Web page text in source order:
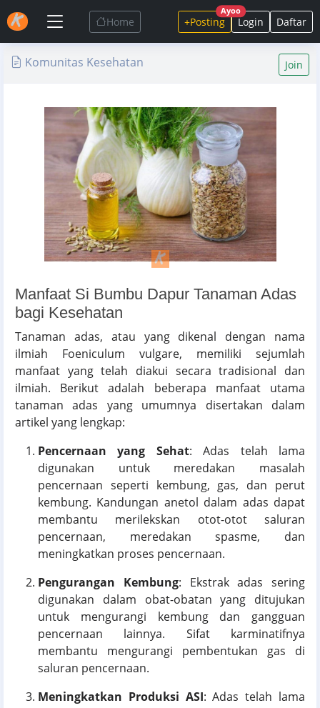
Home +Posting
Ayoo
Login Daftar
Komunitas Kesehatan Join
Manfaat Si Bumbu Dapur Tanaman Adas
bagi Kesehatan
Tanaman adas, atau yang dikenal dengan nama
ilmiah Foeniculum vulgare, memiliki sejumlah
manfaat yang telah diakui secara tradisional dan
ilmiah. Berikut adalah beberapa manfaat utama
tanaman adas yang umumnya disertakan dalam
artikel yang lengkap:
Pencernaan yang Sehat: Adas telah lama
digunakan untuk meredakan masalah
pencernaan seperti kembung, gas, dan perut
kembung. Kandungan anetol dalam adas dapat
membantu merilekskan otot-otot saluran
pencernaan, meredakan spasme, dan
meningkatkan proses pencernaan.
Pengurangan Kembung: Ekstrak adas sering
digunakan dalam obat-obatan yang ditujukan
untuk mengurangi kembung dan gangguan
pencernaan lainnya. Sifat karminatifnya
membantu mengurangi pembentukan gas di
saluran pencernaan.
Meningkatkan Produksi ASI: Adas telah lama